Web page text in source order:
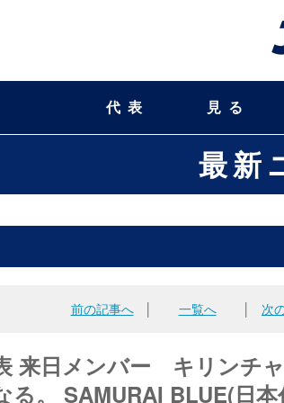
代表 見る
最新
前の記事へ│ 一覧へ 次
来日メンバー キリンチ
る。 SAMURAI BLUE(日